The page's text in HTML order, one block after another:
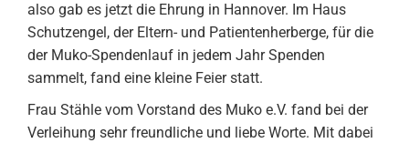
also gab es jetzt die Ehrung in Hannover. Im Haus
Schutzengel, der Eltern- und Patientenherberge, für die
der Muko-Spendenlauf in jedem Jahr Spenden
sammelt, fand eine kleine Feier statt.
Frau Stähle vom Vorstand des Muko e.V. fand bei der
Verleihung sehr freundliche und liebe Worte. Mit dabei